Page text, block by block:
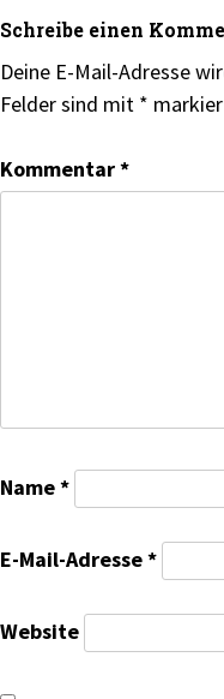
Schreibe einen
Deine E-Mail-Adresse
Felder sind mit *
Kommentar*
Name*
E-Mail-Adresse*
Website